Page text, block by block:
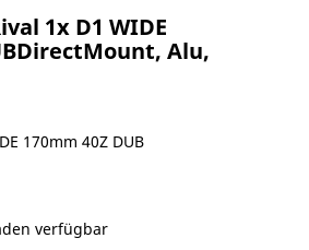
1x D1 WIDE
Alu,
170mm 40Z DUB
verfügbar